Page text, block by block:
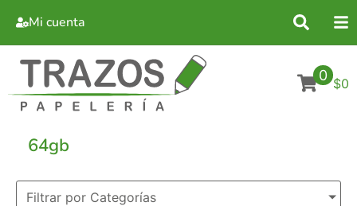
Mi cuenta
0 $0
64gb
Filtrar por Categorías